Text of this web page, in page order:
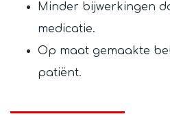
Minder bijwerkingen
medicatie.
Op maat gemaakte
patiënt.